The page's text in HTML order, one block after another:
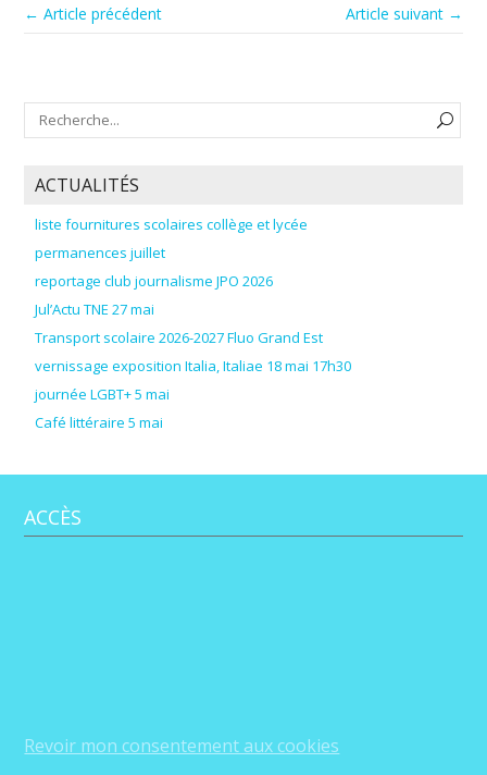
← Article précédent Article suivant →
ACTUALITÉS
liste fournitures scolaires collège et lycée
permanences juillet
reportage club journalisme JPO 2026
Jul’Actu TNE 27 mai
Transport scolaire 2026-2027 Fluo Grand Est
vernissage exposition Italia, Italiae 18 mai 17h30
journée LGBT+ 5 mai
Café littéraire 5 mai
ACCÈS
Revoir mon consentement aux cookies